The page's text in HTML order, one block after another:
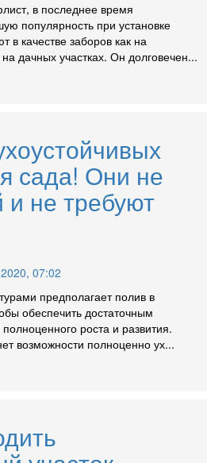
в последнее время
популярность при установке
в качестве заборов как на
дачных участках. Он долговечен...
сада! Они не
не требуют
07:02
предполагает полив в
обеспечить достаточным
роста и развития.
возможности полноценно ух...